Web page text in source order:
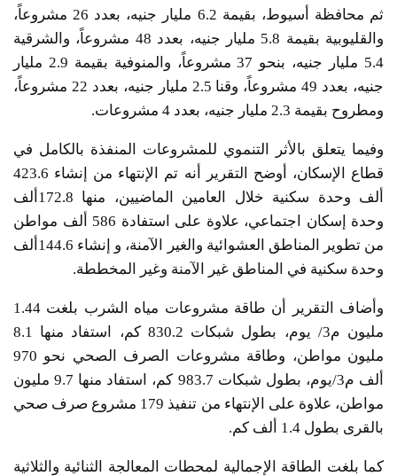
ثم محافظة أسيوط، بقيمة 6.2 مليار جنيه، بعدد 26 مشروعاً،
والقليوبية بقيمة 5.8 مليار جنيه، بعدد 48 مشروعاً، والشرقية
5.4 مليار جنيه، بنحو 37 مشروعاً، والمنوفية بقيمة 2.9 مليار
جنيه، بعدد 49 مشروعاً، وقنا 2.5 مليار جنيه، بعدد 22 مشروعاً،
ومطروح بقيمة 2.3 مليار جنيه، بعدد 4 مشروعات.
وفيما يتعلق بالأثر التنموي للمشروعات المنفذة بالكامل في
قطاع الإسكان، أوضح التقرير أنه تم الإنتهاء من إنشاء 423.6
ألف وحدة سكنية خلال العامين الماضيين، منها 172.8ألف
وحدة إسكان اجتماعي، علاوة على استفادة 586 ألف مواطن
من تطوير المناطق العشوائية والغير الآمنة، و إنشاء 144.6ألف
وحدة سكنية في المناطق غير الآمنة وغير المخططة.
وأضاف التقرير أن طاقة مشروعات مياه الشرب بلغت 1.44
مليون م3/ يوم، بطول شبكات 830.2 كم، استفاد منها 8.1
مليون مواطن، وطاقة مشروعات الصرف الصحي نحو 970
ألف م3/يوم، بطول شبكات 983.7 كم، استفاد منها 9.7 مليون
مواطن، علاوة على الإنتهاء من تنفيذ 179 مشروع صرف صحي
بالقرى بطول 1.4 ألف كم.
كما بلغت الطاقة الإجمالية لمحطات المعالجة الثنائية والثلاثية